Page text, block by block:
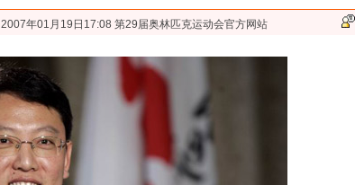
2007年01月19日17:08 第29届奥林匹克运动会官方网站